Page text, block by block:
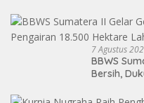
7 Agustus
BBWS
Bersih,